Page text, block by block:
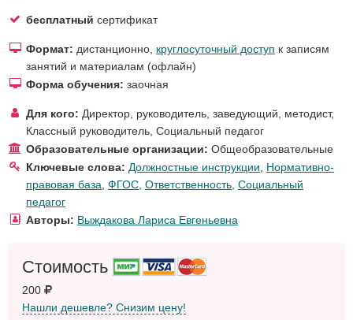
бесплатный сертификат
Формат: дистанционно, круглосуточный доступ к записям
занятий и материалам (офлайн)
Форма обучения: заочная
Для кого: Директор, руководитель, заведующий методист,
Классный руководитель Социальный педагог
Образовательные организации: Общеобразовательные
Ключевые слова: Должностные инструкции
Нормативно-
правовая база ФГОС Ответственность Социальный
педагог
Авторы: Выждакова Лариса Евгеньевна
Стоимость
200
Нашли дешевле? Снизим цену!